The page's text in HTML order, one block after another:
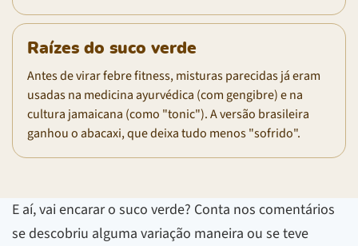
Raízes do suco verde
Antes de virar febre fitness, misturas parecidas já eram
usadas na medicina ayurvédica (com gengibre) e na
cultura jamaicana (como "tonic"). A versão brasileira
ganhou o abacaxi, que deixa tudo menos "sofrido".
E aí, vai encarar o suco verde? Conta nos comentários
se descobriu alguma variação maneira ou se teve